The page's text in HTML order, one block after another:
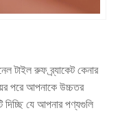
টাইল রুফ ব্র্যাকেট কেনার
পরে আপনাকে উচ্চতর
দিচ্ছি যে আপনার পণ্যগুলি